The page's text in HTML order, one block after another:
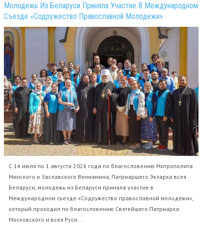
Молодежь Из Беларуси Приняла Участие В Международном
Съезде «Содружество Православной Молодежи»
С 14 июля по 1 августа 2026 года по благословению Митрополита
Минского и Заславского Вениамина, Патриаршего Экзарха всея
Беларуси, молодежь из Беларуси приняла участие в
Международном съезде «Содружество православной молодежи»,
который проходил по благословению Святейшего Патриарха
Московского и всея Руси...